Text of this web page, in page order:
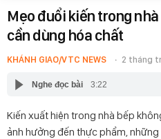
Mẹo đuổi kiến trong
cần dùng hóa chất
KHÁNH GIAO/VTC NEWS 2 tháng
Nghe đọc bài 3:22
Kiến xuất hiện trong nhà bếp
ảnh hưởng đến thực phẩm,